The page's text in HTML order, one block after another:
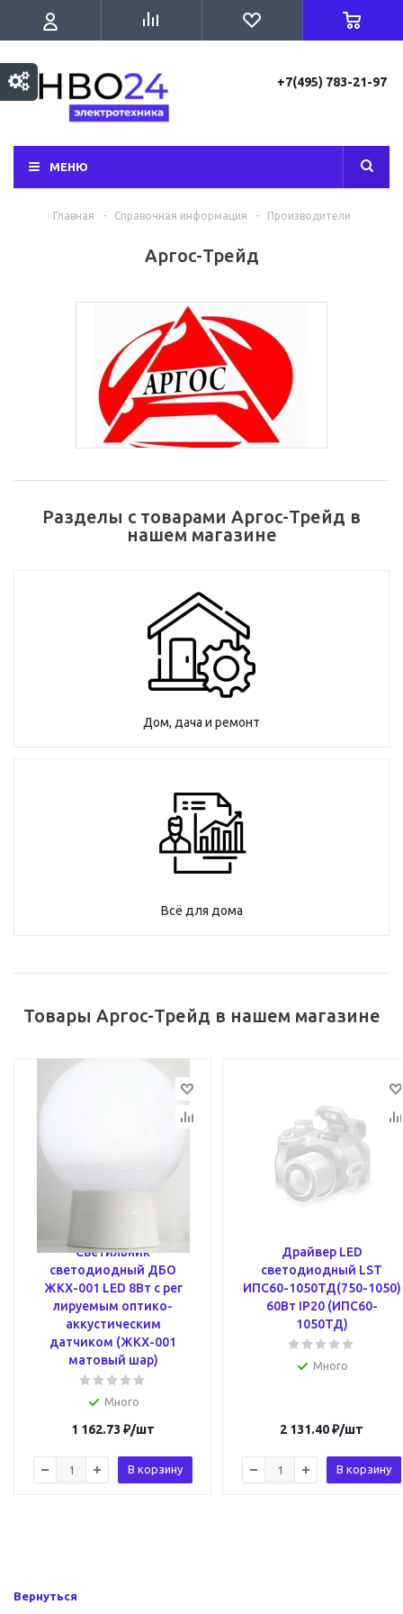
+7(495) 783-21-97
МЕНЮ
Главная - Справочная информация - Производители
Аргос-Трейд
Разделы с товарами Аргос-Трейд в
нашем магазине
Дом, дача и ремонт
Всё для дома
Товары Аргос-Трейд в нашем магазине
Светильник
светодиодный ДБО
ЖКХ-001 LED 8Вт с рег
лируемым оптико-
аккустическим
датчиком (ЖКХ-001
матовый шар)
Много
1 162.73 ₽/шт
В корзину
Драйвер LED
светодиодный LST
ИПС60-1050ТД(750-1050)
60Вт IP20 (ИПС60-
1050ТД)
Много
2 131.40₽/шт
В корзину
Вернуться